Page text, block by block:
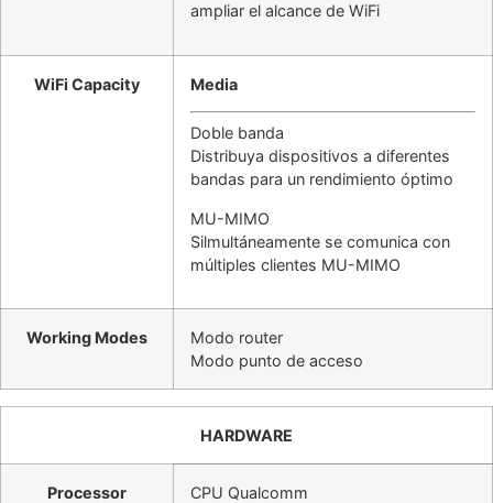
ampliar el alcance de WiFi
WiFi Capacity Media
Doble banda
Distribuya dispositivos a diferentes
bandas para un rendimiento óptimo
MU-MIMO
Silmultáneamente se comunica con
múltiples clientes MU-MIMO
Working Modes
Modo router
Modo punto de acceso
HARDWARE
Processor CPU Qualcomm